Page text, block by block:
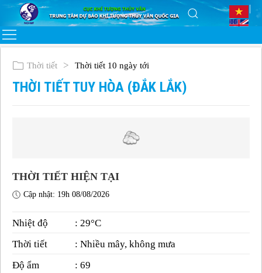
Thời tiết Thời tiết 10 ngày tới
THỜI TIẾT TUY HÒA (ĐẮK LẮK)
THỜI TIẾT HIỆN TẠI
Cập nhật: 19h 08/08/2026
Nhiệt độ
: 29°C
Thời tiết
: Nhiều mây, không mưa
Độ ẩm
: 69